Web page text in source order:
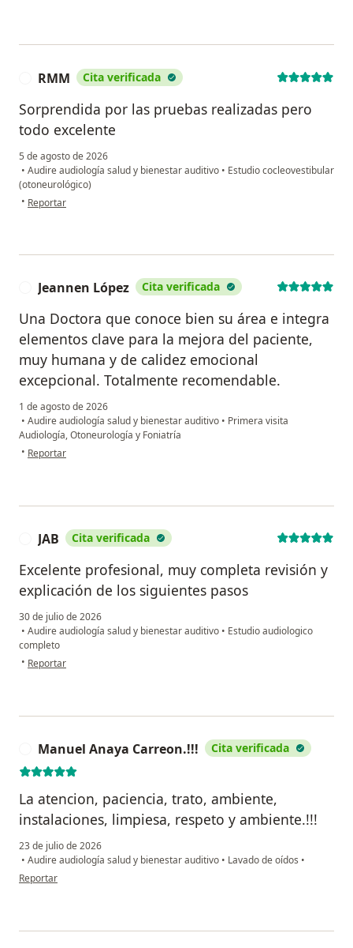
RMM Cita verificada
Sorprendida por las pruebas realizadas pero
todo excelente
5 de agosto de 2026
• Audire audiología salud y bienestar auditivo • Estudio cocleovestibular
(otoneurológico)
• en opinión del usuario RMM
Reportar
Jeannen López Cita verificada
Una Doctora que conoce bien su área e integra
elementos clave para la mejora del paciente,
muy humana y de calidez emocional
excepcional. Totalmente recomendable.
1 de agosto de 2026
• Audire audiología salud y bienestar auditivo • Primera visita
Audiología, Otoneurología y Foniatría
• en opinión del usuario Jeannen López
Reportar
JAB Cita verificada
Excelente profesional, muy completa revisión y
explicación de los siguientes pasos
30 de julio de 2026
• Audire audiología salud y bienestar auditivo • Estudio audiologico
completo
• en opinión del usuario JAB
Reportar
Manuel Anaya Carreon.!!! Cita verificada
La atencion, paciencia, trato, ambiente,
instalaciones, limpiesa, respeto y ambiente.!!!
23 de julio de 2026
• Audire audiología salud y bienestar auditivo • Lavado de oídos •
en opinión del usuario Manuel Anaya Carreon.!!!
Reportar